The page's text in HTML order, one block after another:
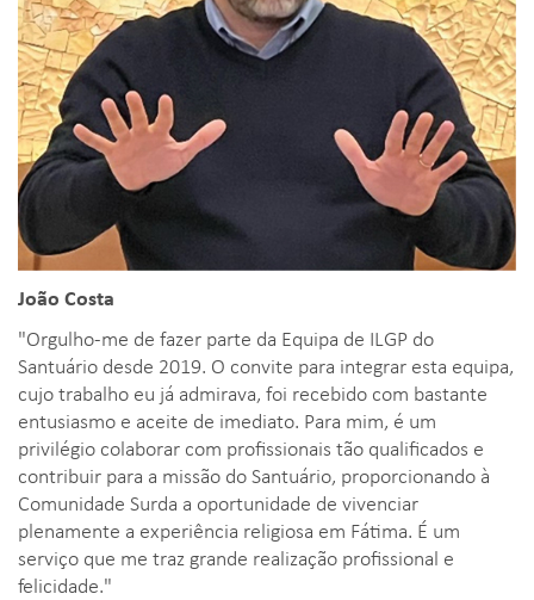
João Costa
"Orgulho-me de fazer parte da Equipa de ILGP do
Santuário desde 2019. O convite para integrar esta equipa,
cujo trabalho eu já admirava, foi recebido com bastante
entusiasmo e aceite de imediato. Para mim, é um
privilégio colaborar com profissionais tão qualificados e
contribuir para a missão do Santuário, proporcionando à
Comunidade Surda a oportunidade de vivenciar
plenamente a experiência religiosa em Fátima. É um
serviço que me traz grande realização profissional e
felicidade."